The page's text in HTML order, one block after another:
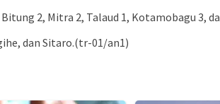
2, Mitra 2, Talaud 1, Kotamobagu 3,
dan Sitaro.(tr-01/an1)